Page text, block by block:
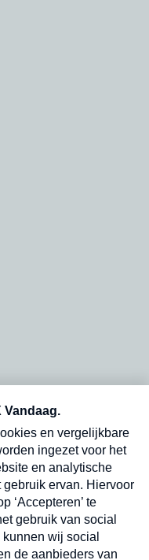
in
Verzend